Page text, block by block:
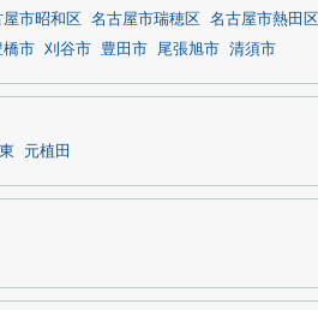
市昭和区 名古屋市瑞穂区
名古屋市熱田区
橋市 刈谷市 豊田市 尾張旭市 清須市
元植田